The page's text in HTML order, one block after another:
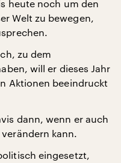
heute noch um den
Welt zu bewegen,
zu dem
will er dieses Jahr
Aktionen beeindruckt
dann, wenn er auch
kann.
eingesetzt,